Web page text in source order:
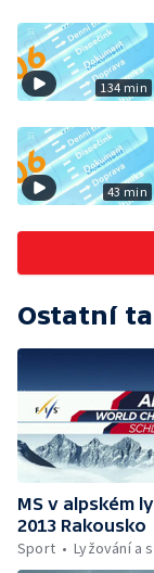
134 min
43 min
Ostatní
MS v alpském
2013 Rakousko
Sport
Lyžování a